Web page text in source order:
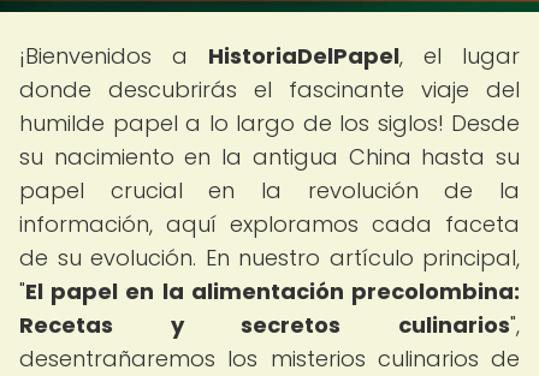
¡Bienvenidos a HistoriaDelPapel, el lugar
donde descubrirás el fascinante viaje del
humilde papel a lo largo de los siglos! Desde
su nacimiento en la antigua China hasta su
papel crucial en la revolución de la
información, aquí exploramos cada faceta
de su evolución. En nuestro artículo principal,
"El papel en la alimentación precolombina:
Recetas y secretos culinarios",
desentrañaremos los misterios culinarios de